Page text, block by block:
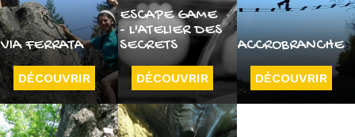
VIA FERRATA
DÉCOUVRIR
ESCAPE GAME
- L'ATELIER DES
SECRETS
DÉCOUVRIR
ACCROBRANCHE
DÉCOUVRIR